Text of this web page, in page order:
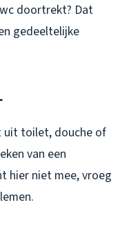
doortrekt? Dat
gedeeltelijke
uit toilet, douche of
van een
hier niet mee, vroeg